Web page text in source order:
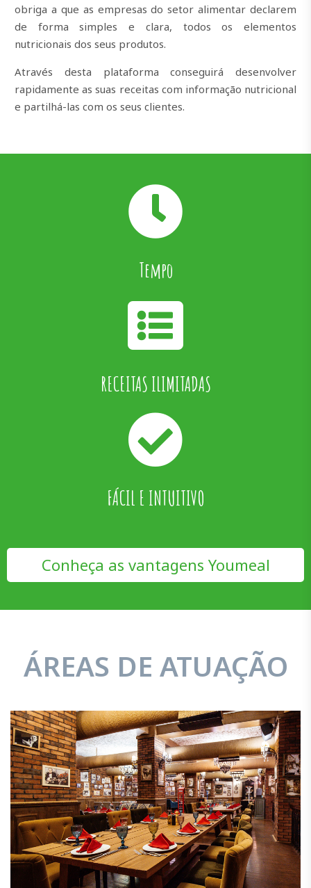
obriga a que as empresas do setor alimentar declarem
de forma simples e clara, todos os elementos
nutricionais dos seus produtos.
Através desta plataforma conseguirá desenvolver
rapidamente as suas receitas com informação nutricional
e partilhá-las com os seus clientes.
Tempo
RECEITAS ILIMITADAS
FÁCIL E INTUITIVO
Conheça as vantagens Youmeal
ÁREAS DE ATUAÇÃO